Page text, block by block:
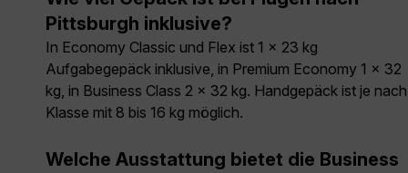
Pittsburgh inklusive?
In Economy Classic und Flex ist 1 × 23 kg
Aufgabegepäck inklusive, in Premium Economy 1 × 32
kg, in Business Class 2 × 32 kg. Handgepäck ist je nach
Klasse mit 8 bis 16 kg möglich.
Welche Ausstattung bietet die Business